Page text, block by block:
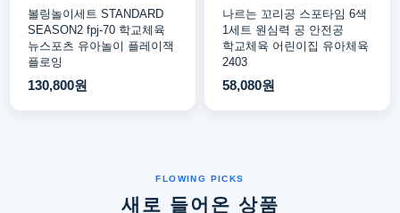
볼링놀이세트 STANDARD
SEASON2 fpj-70 학교체육
뉴스포츠 유아놀이 플레이잭
플로잉
130,800원
나르는 꼬리공 스포타임 6색
1세트 원심력 공 안전공
학교체육 어린이집 유아체육
2403
58,080원
새로 들어온 상품